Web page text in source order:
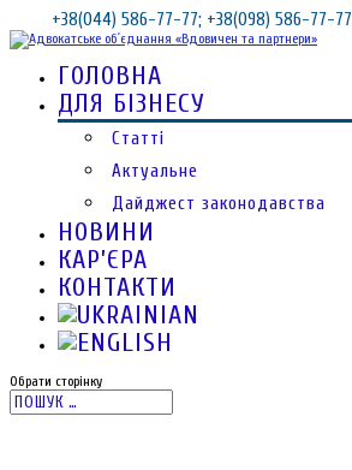
+38(044) 586-77-77; +38(098) 586-77-77
ГОЛОВНА
ДЛЯ БІЗНЕСУ
Статті
Актуальне
Дайджест законодавства
НОВИНИ
КАР’ЄРА
КОНТАКТИ
Обрати сторінку